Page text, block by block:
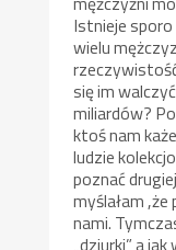
Istnieje
wielu
się im
miliardów?
ktoś nam
ludzie
poznać
myślałam
nami.